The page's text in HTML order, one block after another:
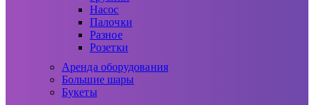
Насос
Палочки
Разное
Розетки
Аренда оборудования
Большие шары
Букеты